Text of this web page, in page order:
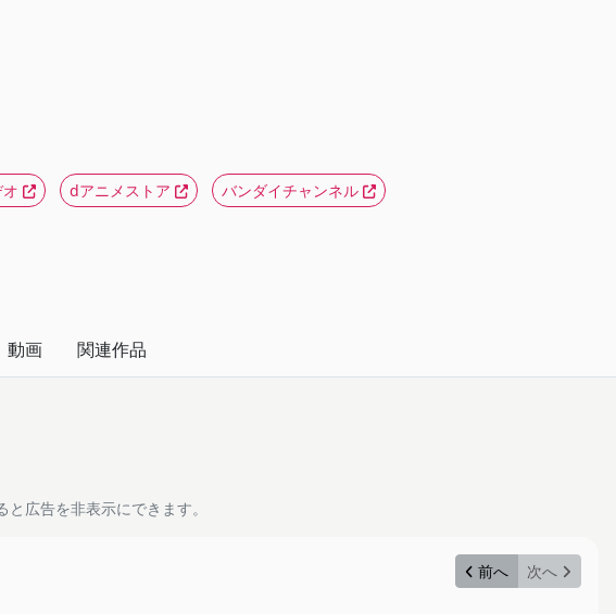
dアニメストア バンダイチャンネル
動画 関連作品
と広告を非表示にできます。
前へ
次へ